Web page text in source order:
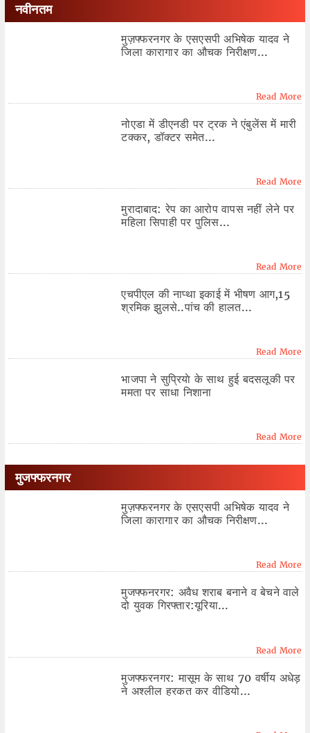
नवीनतम
मुज़फ्फरनगर के एसएसपी अभिषेक यादव ने
जिला कारागार का औचक निरीक्षण...
Read More
नोएडा में डीएनडी पर ट्रक ने एंबुलेंस में मारी
टक्कर, डॉक्टर समेत...
Read More
मुरादाबाद: रेप का आरोप वापस नहीं लेने पर
महिला सिपाही पर पुलिस...
Read More
एचपीएल की नाप्था इकाई में भीषण आग,15
श्रमिक झुलसे..पांच की हालत...
Read More
भाजपा ने सुप्रियाे के साथ हुई बदसलूकी पर
ममता पर साधा निशाना
Read More
मुजफ्फरनगर
मुज़फ्फरनगर के एसएसपी अभिषेक यादव ने
जिला कारागार का औचक निरीक्षण...
Read More
मुजफ्फनरगर: अवैध शराब बनाने व बेचने वाले
दो युवक गिरफ्तार:यूरिया...
Read More
मुजफ्फरनगर: मासूम के साथ 70 वर्षीय अधेड़
ने अश्लील हरकत कर वीडियो...